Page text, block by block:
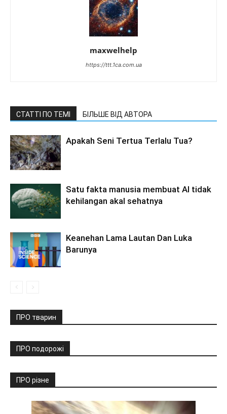
maxwelhelp
https://ttt.1ca.com.ua
СТАТТІ ПО ТЕМІ БІЛЬШЕ ВІД АВТОРА
Apakah Seni Tertua Terlalu Tua?
Satu fakta manusia membuat AI tidak
kehilangan akal sehatnya
Keanehan Lama Lautan Dan Luka
Barunya
ПРО тварин
ПРО подорожі
ПРО різне